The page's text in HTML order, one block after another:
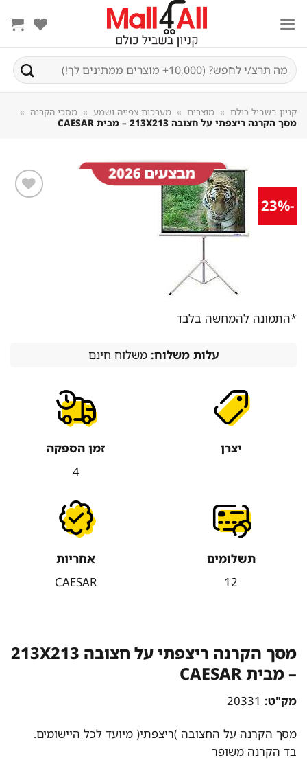
חיפוש
עבור:
קניון בשביל כולם מוצרים מערכות צפייה ושמע מסכי הקרנה
מסך הקרנה ריצפתי על חצובה 213X213 – מבית CAESAR
*התמונה להמחשה בלבד
עלות משלוח:משלוח חינם
יצרן
זמן הספקה
4
תשלומים
12
אחריות
CAESAR
מסך הקרנה ריצפתי על חצובה 213X213
– מבית CAESAR
מק"ט:20331
מסך הקרנה על החצובה )ריצפתי( מיועד לכל היישומים.
בד הקרנה משופר